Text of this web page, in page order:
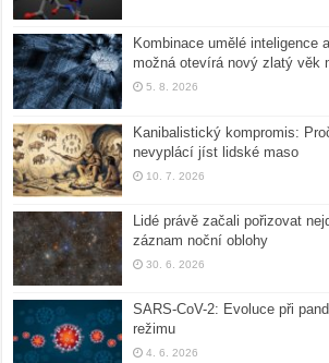
Kombinace umělé inteligence
možná otevírá nový zlatý věk
5. 8. 2026
Kanibalistický kompromis:
nevyplácí jíst lidské maso
10. 7. 2026
Lidé právě začali pořizovat
záznam noční oblohy
30. 6. 2026
SARS-CoV-2: Evoluce při
režimu
4. 6. 2026